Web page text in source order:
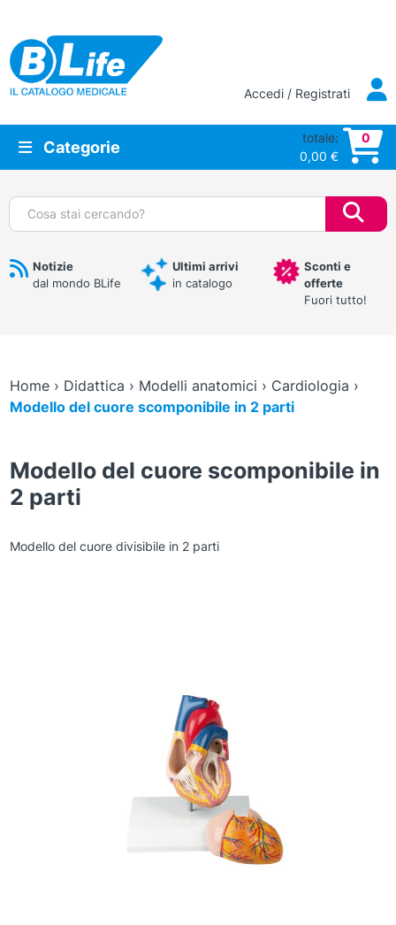
Vai al contenuto principale
Accedi / Registrati
Categorie
totale:
0,00 €
0
Cerca:
Notizie
dal mondo BLife
Ultimi arrivi
in catalogo
Sconti e
offerte
Fuori tutto!
Home› Didattica › Modelli anatomici › Cardiologia ›
Modello del cuore scomponibile in 2 parti
Modello del cuore scomponibile in
2 parti
Modello del cuore divisibile in 2 parti